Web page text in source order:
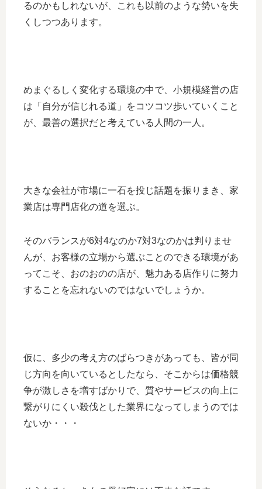
るのかもしれないが、これも以前のような勢いを失
くしつつあります。
めまぐるしく変化する環境の中で、小規模経営の店
は「自分が信じれる道」をコツコツ歩いていくこと
が、最善の選択だと考えている人間の一人。
大きな会社が市場に一石を投じ話題を振りまき、家
業店は専門店化の道を選ぶ。
そのバランスが6対4なのか7対3なのかは判りませ
んが、お客様の立場から選ぶことのできる環境があ
ってこそ、おのおのの店が、魅力ある店作りに努力
することを忘れないのではないでしょうか。
仮に、多少の考え方のばらつきがあっても、皆が同
じ方向を向いているとしたなら、そこからは価格競
争が激しさを増すばかりで、質やサービスの向上に
繋がりにくい殺伐とした業界になってしまうのでは
ないか・・・